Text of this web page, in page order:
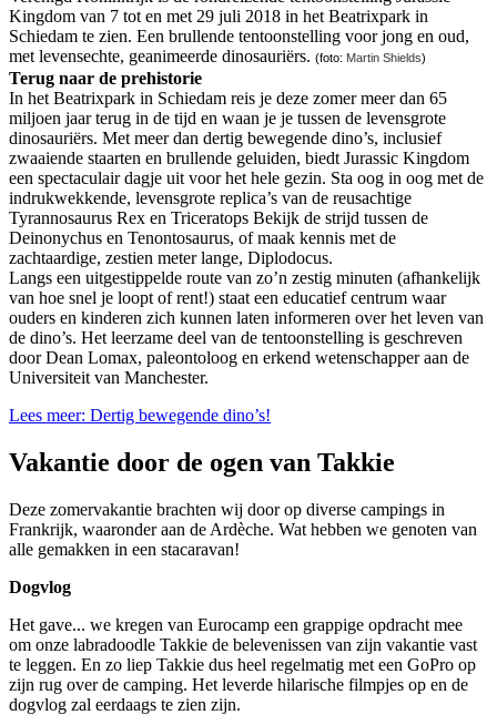
Kingdom van 7 tot en met 29 juli 2018 in het Beatrixpark in
Schiedam te zien. Een brullende tentoonstelling voor jong en oud,
met levensechte, geanimeerde dinosauriërs. (foto: Martin Shields)
Terug naar de prehistorie
In het Beatrixpark in Schiedam reis je deze zomer meer dan 65
miljoen jaar terug in de tijd en waan je je tussen de levensgrote
dinosauriërs. Met meer dan dertig bewegende dino’s, inclusief
zwaaiende staarten en brullende geluiden, biedt Jurassic Kingdom
een spectaculair dagje uit voor het hele gezin. Sta oog in oog met de
indrukwekkende, levensgrote replica’s van de reusachtige
Tyrannosaurus Rex en Triceratops Bekijk de strijd tussen de
Deinonychus en Tenontosaurus, of maak kennis met de
zachtaardige, zestien meter lange, Diplodocus.
Langs een uitgestippelde route van zo’n zestig minuten (afhankelijk
van hoe snel je loopt of rent!) staat een educatief centrum waar
ouders en kinderen zich kunnen laten informeren over het leven van
de dino’s. Het leerzame deel van de tentoonstelling is geschreven
door Dean Lomax, paleontoloog en erkend wetenschapper aan de
Universiteit van Manchester.
Lees meer: Dertig bewegende dino’s!
Vakantie door de ogen van Takkie
Deze zomervakantie brachten wij door op diverse campings in
Frankrijk, waaronder aan de Ardèche. Wat hebben we genoten van
alle gemakken in een stacaravan!
Dogvlog
Het gave... we kregen van Eurocamp een grappige opdracht mee
om onze labradoodle Takkie de belevenissen van zijn vakantie vast
te leggen. En zo liep Takkie dus heel regelmatig met een GoPro op
zijn rug over de camping. Het leverde hilarische filmpjes op en de
dogvlog zal eerdaags te zien zijn.